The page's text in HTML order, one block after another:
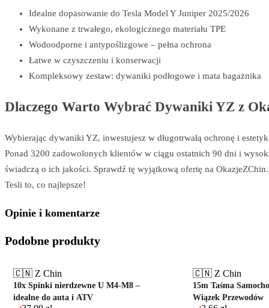
Idealne dopasowanie do Tesla Model Y Juniper 2025/2026
Wykonane z trwałego, ekologicznego materiału TPE
Wodoodporne i antypoślizgowe – pełna ochrona
Łatwe w czyszczeniu i konserwacji
Kompleksowy zestaw: dywaniki podłogowe i mata bagażnika
Dlaczego Warto Wybrać Dywaniki YZ z
Wybierając dywaniki YZ, inwestujesz w długotrwałą ochronę i
Ponad 3200 zadowolonych klientów w ciągu ostatnich 90 dni i
świadczą o ich jakości. Sprawdź tę wyjątkową ofertę na
Tesli to, co najlepsze!
Opinie i komentarze
Podobne produkty
🇨🇳 Z Chin
10x Spinki nierdzewne U M4-M8 –
idealne do auta i ATV
🇨🇳 Z Chin
15m Taśma
Wiązek Przewodów